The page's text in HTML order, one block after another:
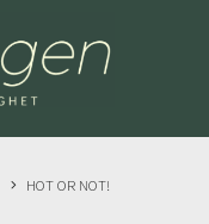
HOT OR NOT!